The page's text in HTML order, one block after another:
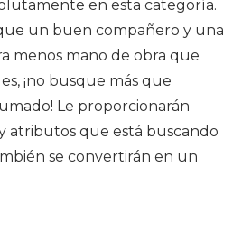
en esta categoría.
un buen compañero y una
menos mano de obra que
¡no busque más que
Le proporcionarán
atributos que está buscando
se convertirán en un